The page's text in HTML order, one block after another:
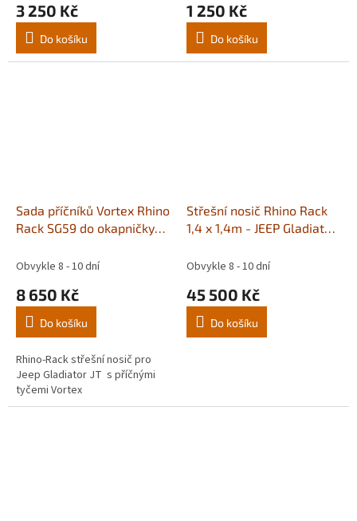
3 250 Kč
Do košíku
1 250 Kč
Do košíku
Sada příčníků Vortex Rhino
Rack SG59 do okapničky
Obvykle 8 - 10 dní
8 650 Kč
Do košíku
Rhino-Rack střešní nosič pro
Jeep Gladiator JT s příčnými
tyčemi Vortex
Střešní nosič Rhino Rack
1,4 x 1,4m - JEEP Gladiator
Obvykle 8 - 10 dní
45 500 Kč
Do košíku